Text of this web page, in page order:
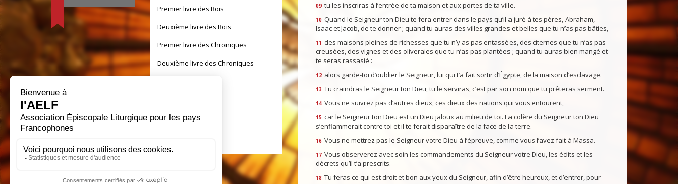
Premier livre des Rois
Deuxième livre des Rois
Premier livre des Chroniques
Deuxième livre des Chroniques
Livre de Tobie
Livre d'Esther
Premier Livre des Martyrs d'Israël
09 tu les inscriras à l’entrée de ta maison et aux portes de ta ville.
10 Quand le Seigneur ton Dieu te fera entrer dans le pays qu’il a juré à tes pères, Abraham,
Isaac et Jacob, de te donner ; quand tu auras des villes grandes et belles que tu n’as pas bâties,
11
des maisons pleines de richesses que tu n’y as pas entassées, des citernes que tu n’as pas
creusées, des vignes et des oliveraies que tu n’as pas plantées ; quand tu auras bien mangé et
te seras rassasié :
12 alors garde-toi d’oublier le Seigneur, lui qui t’a fait sortir d’Égypte, de la maison d’esclavage.
13 Tu craindras le Seigneur ton Dieu, tu le serviras, c’est par son nom que tu prêteras serment.
14 Vous ne suivrez pas d’autres dieux, ces dieux des nations qui vous entourent,
15 car le Seigneur ton Dieu est un Dieu jaloux au milieu de toi. La colère du Seigneur ton Dieu
s’enflammerait contre toi et il te ferait disparaître de la face de la terre.
16 Vous ne mettrez pas le Seigneur votre Dieu à l’épreuve, comme vous l’avez fait à Massa.
17 Vous observerez avec soin les commandements du Seigneur votre Dieu, les édits et les
décrets qu’il t’a prescrits.
18 Tu feras ce qui est droit et bon aux yeux du Seigneur, afin d’être heureux, et d’entrer, pour